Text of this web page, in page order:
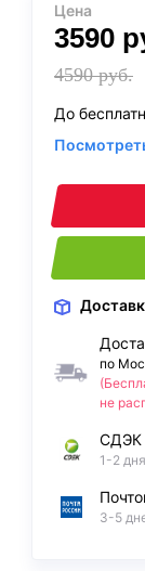
Цена
3590
4590руб.
До
по
не
СДЭК
1-2
3-5